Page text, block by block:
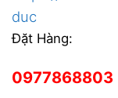
duc
Đặt Hàng:
0977868803